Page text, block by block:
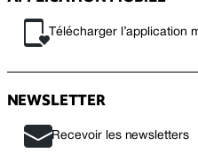
Télécharger l’application
NEWSLETTER
Recevoir les newsletters